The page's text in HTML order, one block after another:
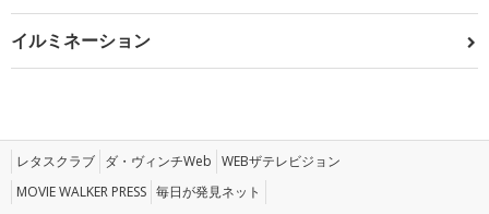
イルミネーション
レタスクラブ ダ・ヴィンチWeb WEBザテレビジョン
MOVIE WALKER PRESS 毎日が発見ネット